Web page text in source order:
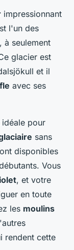
impressionnant
l'un des
à seulement
glacier est
et il
avec ses
idéale pour
sans
disponibles
Vous
, et votre
en toute
les moulins
rendent cette